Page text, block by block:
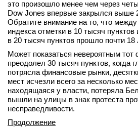
это произошло менее чем через
Dow Jones впервые закрылся выше
Обратите внимание на то, что
индекса отметки в 10 тысяч
в 20 тысяч пунктов прошло почти 18
Может показаться невероятным тот
преодолел 30 тысяч пунктов, когда
потрясла финансовые рынки,
мест исчезли всего за несколько
находящаяся у власти, потеряла
вышли на улицы в знак протеста
несправедливости.
Продолжение